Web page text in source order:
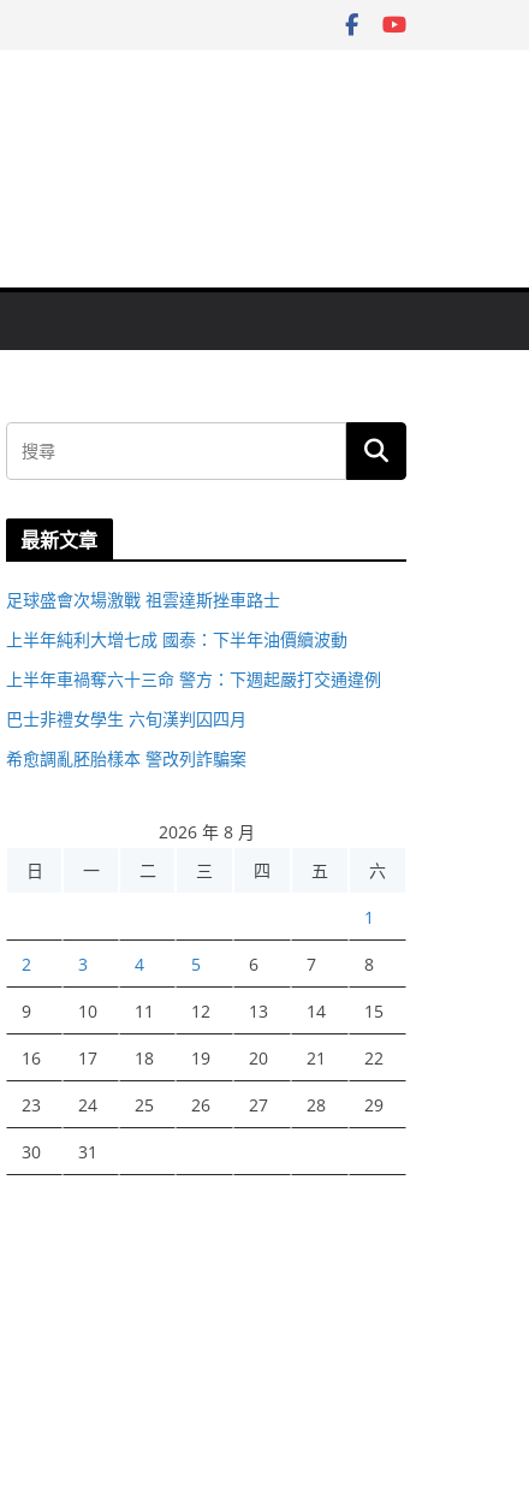
最新文章
足球盛會次場激戰 祖雲達斯挫車路士
上半年純利大增七成 國泰：下半年油價續波動
上半年車禍奪六十三命 警方：下週起嚴打交通違例
巴士非禮女學生 六旬漢判囚四月
希愈調亂胚胎樣本 警改列詐騙案
2026 年 8 月
日
一 二 三 四 五 六
1
2 3 4 5 6 7 8
9 10 11 12 13 14 15
16 17 18 19 20 21 22
23 24 25 26 27 28 29
30 31